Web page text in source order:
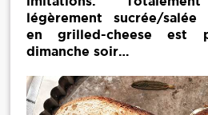
légèrement sucrée/
en grilled-cheese est
dimanche soir…